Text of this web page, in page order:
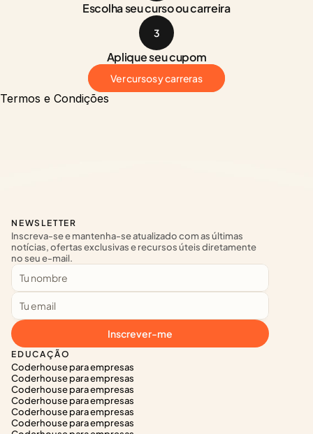
Escolha seu curso ou carreira
3
Aplique seu cupom
Ver cursos y carreras
Termos e Condições
EDUCAÇÃO
Coderhouse para empresas
Coderhouse para empresas
Coderhouse para empresas
Coderhouse para empresas
Coderhouse para empresas
Coderhouse para empresas
NEWSLETTER
Inscreva-se e mantenha-se atualizado com as últimas
notícias, ofertas exclusivas e recursos úteis diretamente
no seu e-mail.
Inscrever-me